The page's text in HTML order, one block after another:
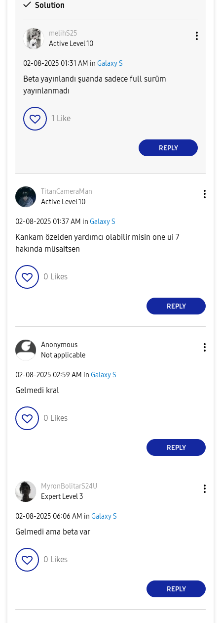
Solution
melihS25
Active Level 10
‎02-08-2025 01:31 AM in Galaxy S
Beta yayınlandı şuanda sadece full surüm
yayınlanmadı
1 Like
REPLY
TitanCameraMan
Active Level 10
‎02-08-2025 01:37 AM in Galaxy S
Kankam özelden yardımcı olabilir misin one ui 7
hakında müsaitsen
0 Likes
REPLY
Anonymous
Not applicable
‎02-08-2025 02:59 AM in Galaxy S
Gelmedi kral
0 Likes
REPLY
MyronBolitarS24U
Expert Level 3
‎02-08-2025 06:06 AM in Galaxy S
Gelmedi ama beta var
0 Likes
REPLY